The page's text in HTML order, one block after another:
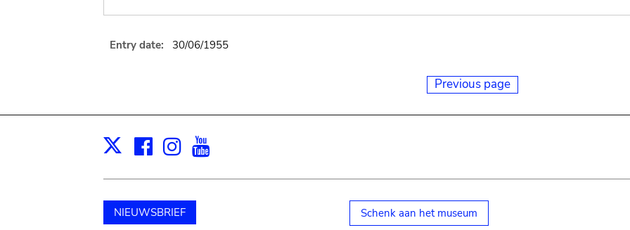
Entry date: 30/06/1955
Previous page
X Facebook
Instagram
NIEUWSBRIEF Schenk aan het museum